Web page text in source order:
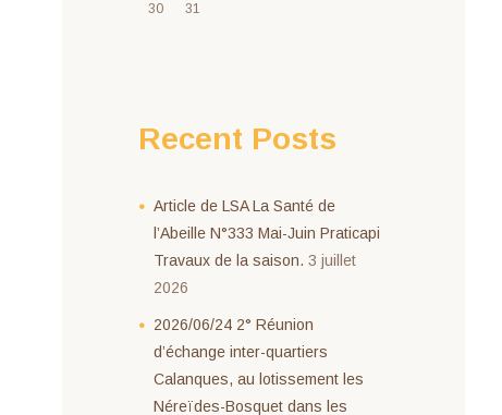
30 31
Recent Posts
Article de LSA La Santé de
l’Abeille N°333 Mai-Juin Praticapi
Travaux de la saison. 3 juillet
2026
2026/06/24 2° Réunion
d’échange inter-quartiers
Calanques, au lotissement les
Néreïdes-Bosquet dans les